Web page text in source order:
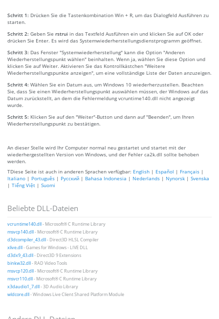
Schritt 1: Drücken Sie die Tastenkombination Win + R, um das Dialogfeld Ausführen zu
starten.
Schritt 2: Geben Sie rstrui in das Textfeld Ausführen ein und klicken Sie auf OK oder
drücken Sie Enter. Es wird das Systemwiederherstellungsdienstprogramm geöffnet.
Schritt 3: Das Fenster "Systemwiederherstellung" kann die Option "Anderen
Wiederherstellungspunkt wählen" beinhalten. Wenn ja, wählen Sie diese Option und
klicken Sie auf Weiter. Aktivieren Sie das Kontrollkästchen "Weitere
Wiederherstellungspunkte anzeigen", um eine vollständige Liste der Daten anzuzeigen.
Schritt 4: Wählen Sie ein Datum aus, um Windows 10 wiederherzustellen. Beachten
Sie, dass Sie einen Wiederherstellungspunkt auswählen müssen, der Windows auf das
Datum zurückstellt, an dem die Fehlermeldung vcruntime140.dll nicht angezeigt
wurde.
Schritt 5: Klicken Sie auf den "Weiter"-Button und dann auf "Beenden", um Ihren
Wiederherstellungspunkt zu bestätigen.
An dieser Stelle wird Ihr Computer normal neu gestartet und startet mit der
wiederhergestellten Version von Windows, und der Fehler ca2k.dll sollte behoben
werden.
TDiese Seite ist auch in anderen Sprachen verfügbar: English | Español | Français |
Italiano | Português | Русский | Bahasa Indonesia | Nederlands | Nynorsk | Svenska
| Tiếng Việt | Suomi
Beliebte DLL-Dateien
vcruntime140.dll- Microsoft® C Runtime Library
msvcp140.dll- Microsoft® C Runtime Library
d3dcompiler_43.dll- Direct3D HLSL Compiler
xlive.dll- Games for Windows - LIVE DLL
d3dx9_43.dll- Direct3D 9 Extensions
binkw32.dll- RAD Video Tools
msvcp120.dll- Microsoft® C Runtime Library
msvcr110.dll- Microsoft® C Runtime Library
x3daudio1_7.dll- 3D Audio Library
wldcore.dll- Windows Live Client Shared Platform Module